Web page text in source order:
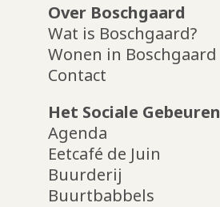
Over Boschgaard
Wat is Boschgaard?
Wonen in Boschgaard
Contact
Het Sociale Gebeuren
Agenda
Eetcafé de Juin
Buurderij
Buurtbabbels